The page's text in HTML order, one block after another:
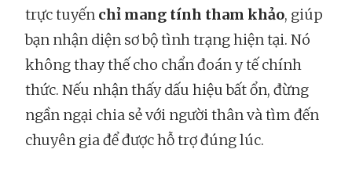
trực tuyến chỉ mang tính tham khảo, giúp
bạn nhận diện sơ bộ tình trạng hiện tại. Nó
không thay thế cho chẩn đoán y tế chính
thức. Nếu nhận thấy dấu hiệu bất ổn, đừng
ngần ngại chia sẻ với người thân và tìm đến
chuyên gia để được hỗ trợ đúng lúc.